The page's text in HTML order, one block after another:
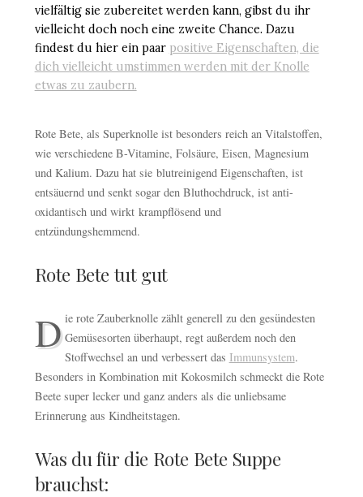
vielfältig sie zubereitet werden kann, gibst du ihr
vielleicht doch noch eine zweite Chance. Dazu
findest du hier ein paar positive Eigenschaften, die
dich vielleicht umstimmen werden mit der Knolle
etwas zu zaubern.
Rote Bete, als Superknolle ist besonders reich an Vitalstoffen,
wie verschiedene B-Vitamine, Folsäure, Eisen, Magnesium
und Kalium. Dazu hat sie blutreinigend Eigenschaften, ist
entsäuernd und senkt sogar den Bluthochdruck, ist anti-
oxidantisch und wirkt krampflösend und
entzündungshemmend.
Rote Bete tut gut
D ie rote Zauberknolle zählt generell zu den gesündesten
Gemüsesorten überhaupt, regt außerdem noch den
Stoffwechsel an und verbessert das Immunsystem.
Besonders in Kombination mit Kokosmilch schmeckt die Rote
Beete super lecker und ganz anders als die unliebsame
Erinnerung aus Kindheitstagen.
Was du für die Rote Bete Suppe
brauchst: